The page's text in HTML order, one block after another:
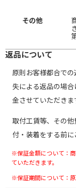
その他
返品について
原則お客様都合で
失による返品の場
金させていただきま
取付工賃等、その
付・装着をする前に
※保証金額について：
ていただきます。
※保証期間について：原